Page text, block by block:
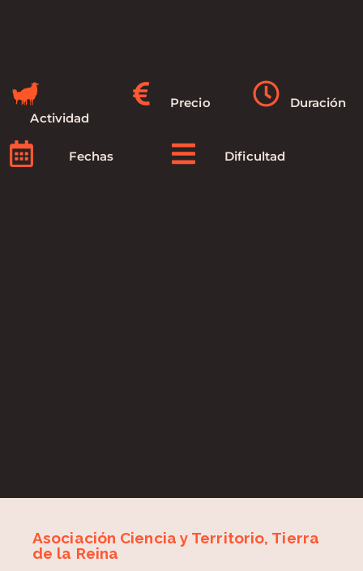
Actividad
Precio Duración
Fechas Dificultad
Asociación Ciencia y Territorio, Tierra
de la Reina